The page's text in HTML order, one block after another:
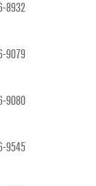
8932
9079
9080
9545